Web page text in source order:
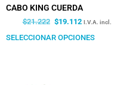
CABO KING CUERDA
$21.222 $19.112 I.V.A. incl.
SELECCIONAR OPCIONES